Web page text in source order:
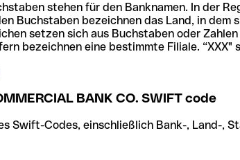
stehen für den Banknamen. In der
Buchstaben bezeichnen das Land, in dem
setzen sich aus Buchstaben oder
bezeichnen eine bestimmte Filiale.
BANK CO. SWIFT code
Swift-Codes, einschließlich Bank-, Land-,